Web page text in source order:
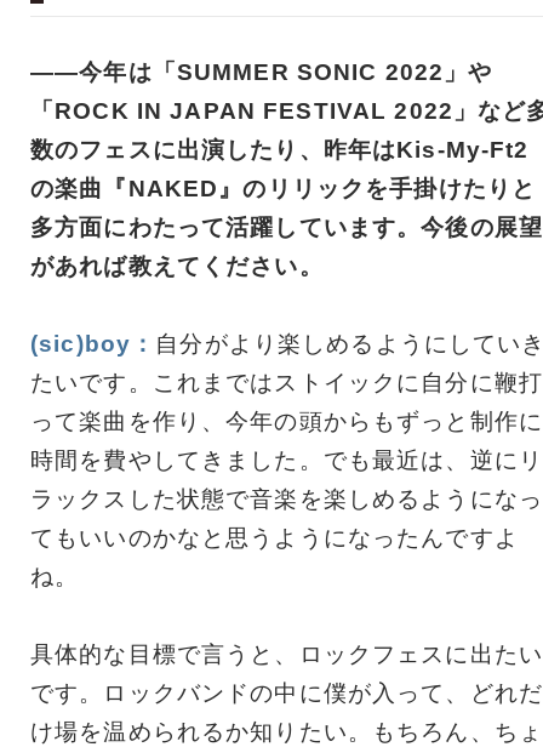
――今年は「SUMMER SONIC 2022」や
「ROCK IN JAPAN FESTIVAL 2022」など
数のフェスに出演したり、昨年はKis-My-Ft2
の楽曲『NAKED』のリリックを手掛けたりと
多方面にわたって活躍しています。今後の展望
があれば教えてください。
(sic)boy： 自分がより楽しめるようにしてい
たいです。これまではストイックに自分に鞭打
って楽曲を作り、今年の頭からもずっと制作に
時間を費やしてきました。でも最近は、逆にリ
ラックスした状態で音楽を楽しめるようになっ
てもいいのかなと思うようになったんですよ
ね。
具体的な目標で言うと、ロックフェスに出たい
です。ロックバンドの中に僕が入って、どれだ
け場を温められるか知りたい。もちろん、ちょ